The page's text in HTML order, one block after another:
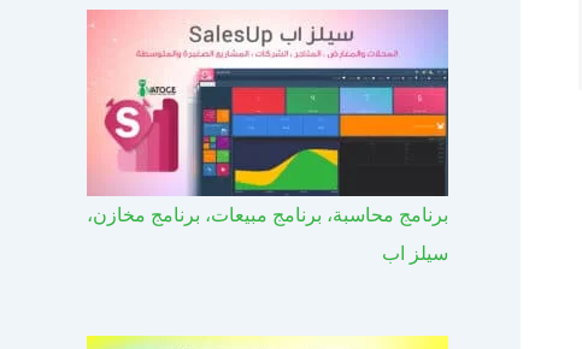
برنامج محاسبة، برنامج مبيعات، برنامج مخازن،
سيلز اب